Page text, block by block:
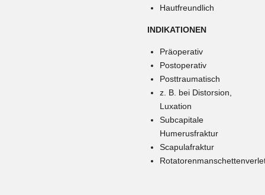
Hautfreundlich
INDIKATIONEN
Präoperativ
Postoperativ
Posttraumatisch
z. B. bei Distorsion,
Luxation
Subcapitale
Humerusfraktur
Scapulafraktur